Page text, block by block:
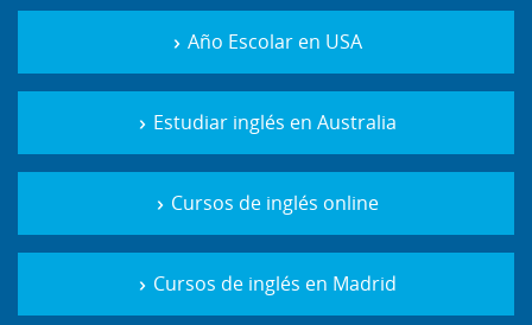
Año Escolar en USA
Estudiar inglés en Australia
Cursos de inglés online
Cursos de inglés en Madrid